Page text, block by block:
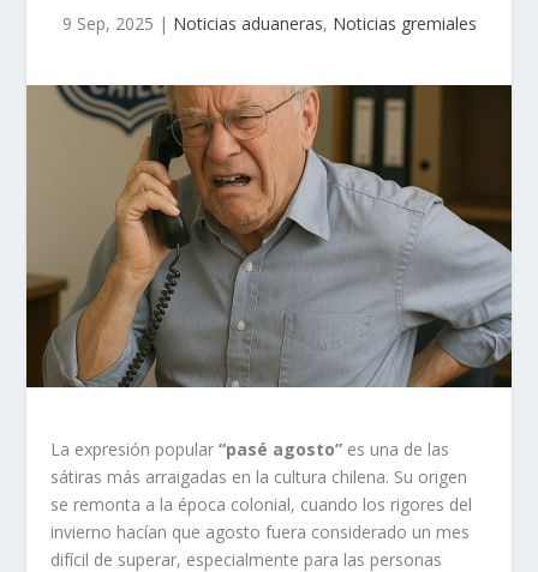
9 Sep, 2025 | Noticias aduaneras, Noticias gremiales
La expresión popular“pasé agosto” es una de las
sátiras más arraigadas en la cultura chilena. Su origen
se remonta a la época colonial, cuando los rigores del
invierno hacían que agosto fuera considerado un mes
difícil de superar, especialmente para las personas